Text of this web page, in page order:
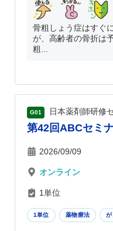
骨粗しょう症はすぐ
が、高齢者の骨折は
粗...
G01 日本薬剤師研修
第42回ABCセミ
2026/09/09
オンライン
1単位
1単位 薬物療法